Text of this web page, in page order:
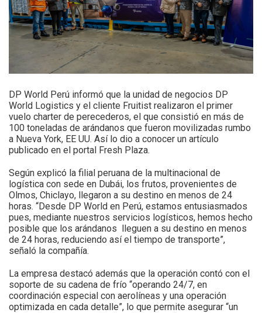
DP World Perú informó que la unidad de negocios DP
World Logistics y el cliente Fruitist realizaron el primer
vuelo charter de perecederos, el que consistió en más de
100 toneladas de arándanos que fueron movilizadas rumbo
a Nueva York, EE UU. Así lo dio a conocer un artículo
publicado en el portal Fresh Plaza.
Según explicó la filial peruana de la multinacional de
logística con sede en Dubái, los frutos, provenientes de
Olmos, Chiclayo, llegaron a su destino en menos de 24
horas. “Desde DP World en Perú, estamos entusiasmados
pues, mediante nuestros servicios logísticos, hemos hecho
posible que los arándanos lleguen a su destino en menos
de 24 horas, reduciendo así el tiempo de transporte”,
señaló la compañía.
La empresa destacó además que la operación contó con el
soporte de su cadena de frío “operando 24/7, en
coordinación especial con aerolíneas y una operación
optimizada en cada detalle”, lo que permite asegurar “un